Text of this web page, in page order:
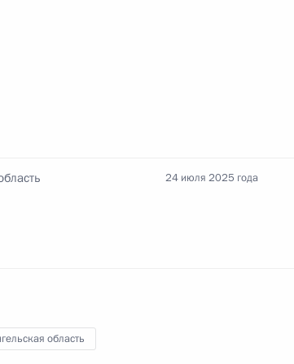
24 июля 2025 года
область